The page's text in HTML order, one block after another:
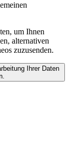
um Ihnen
alternativen
zuzusenden.
Ihrer Daten